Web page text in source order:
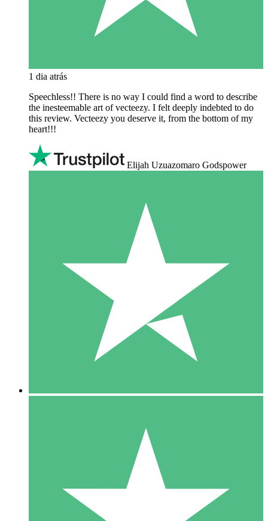
1 dia atrás
Speechless!! There is no way I could find a word to describe
the inesteemable art of vecteezy. I felt deeply indebted to do
this review. Vecteezy you deserve it, from the bottom of my
heart!!!
Elijah Uzuazomaro Godspower